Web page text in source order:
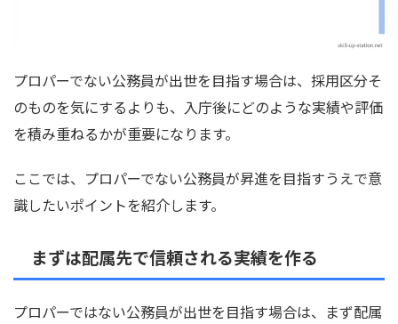
プロパーでない公務員が出世を目指す場合は、採用区分そ
のものを気にするよりも、入庁後にどのような実績や評価
を積み重ねるかが重要になります。
ここでは、プロパーでない公務員が昇進を目指すうえで意
識したいポイントを紹介します。
まずは配属先で信頼される実績を作る
プロパーではない公務員が出世を目指す場合は、まず配属